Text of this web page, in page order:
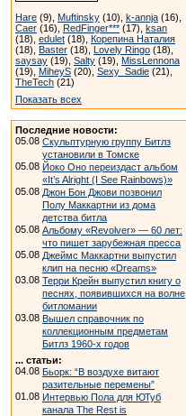
Hare (9), Muftinsky (10), k-annja (16),
Caer (16), RedFinger*** (17), ksan
(18), edulet (18), Корепина Наталия
(18), Baster (18), Lovely Ringo (18),
saysay (19), Salty (19), MissLennona
(19), MiheyS (20), Sexy_Sadie (21),
TheTech (21)
Показать всех
Последние новости:
05.08 Скульптурную группу Битлз
установили в Томске
05.08 Йоко Оно переиздаст альбом
«It’s Alright (I See Rainbows)»
05.08 Джон Бон Джови позвонил
Полу Маккартни из дома
детства битла
05.08 Альбому «Revolver» — 60 лет:
что пишет зарубежная пресса
05.08 Джеймс Маккартни выпустил
клип на песню «Dreams»
03.08 Терри Крейн выпустил книгу о
песнях, появившихся на волне
битломании
03.08 Вышел справочник по
коллекционным предметам
Битлз 1960-х годов
... статьи:
04.08 Бьорк: “В воздухе витают
разительные перемены”
01.08 Интервью Пола для ЮТуб
канала The Rest is